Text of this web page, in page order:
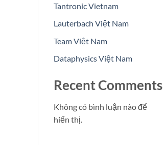
Tantronic Vietnam
Lauterbach Việt Nam
Team Việt Nam
Dataphysics Việt Nam
Recent Comments
Không có bình luận nào để
hiển thị.